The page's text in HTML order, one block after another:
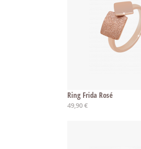
Ring Frida Rosé
Ab
49,90 €